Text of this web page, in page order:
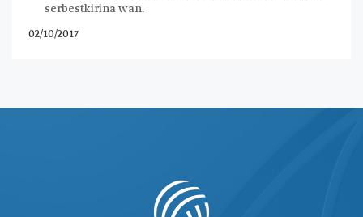
serbestkirina wan.
02/10/2017